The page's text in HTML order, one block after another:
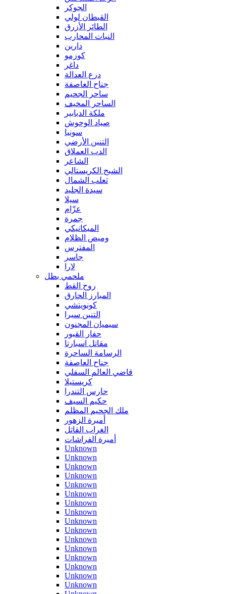
الجوكر
القبطان لولي
الطائر الأزرق
النبات المحارب
دارين
كوزمو
داغر
درع العدالة
جناح العاصفة
ساحر الجحيم
الساحر المخيف
ملكة الدبابير
صياد الوحوش
سونيا
التنين الأرضي
الدب العملاق
الشاعر
الشبح الكريستالي
ثعلب الشمال
سيدة الجليد
سيلا
عزّام
جمرة
الميكانيكي
وميض الظلام
المفترس
جاسر
لارا
ملحمي بطل
روح القط
المبارز الحارق
كونويتشي
التنين سيرا
سيميان المجنون
حفار القبور
مقاتل اسبارتا
الرسامة الساحرة
جناح العاصفة
قاضي العالم السفلي
كريستيلا
حارس التندرا
حكيم السيف
ملك الجحيم المظلم
أميرة الزهور
الغراب القاتل
أميرة الفراشات
Unknown
Unknown
Unknown
Unknown
Unknown
Unknown
Unknown
Unknown
Unknown
Unknown
Unknown
Unknown
Unknown
Unknown
Unknown
Unknown